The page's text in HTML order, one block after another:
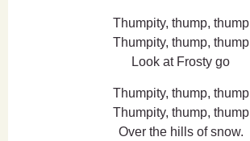
Thumpity, thump, thump
Thumpity, thump, thump
Look at Frosty go
Thumpity, thump, thump
Thumpity, thump, thump
Over the hills of snow.